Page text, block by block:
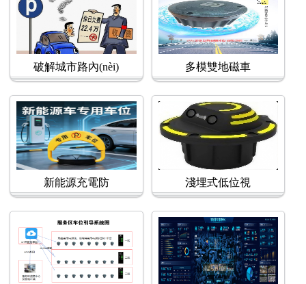
破解城市路內(nèi) 多模雙地磁車
新能源充電防 淺埋式低位視